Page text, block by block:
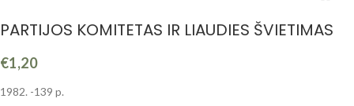
PARTIJOS KOMITETAS IR LIAUDIES ŠVIETIMAS
€1,20
1982. -139 p.